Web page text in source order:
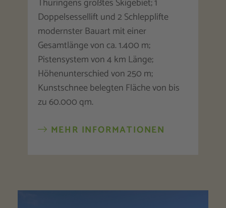
Thüringens größtes Skigebiet; 1
Doppelsessellift und 2 Schlepplifte
modernster Bauart mit einer
Gesamtlänge von ca. 1.400 m;
Pistensystem von 4 km Länge;
Höhenunterschied von 250 m;
Kunstschnee belegten Fläche von bis
zu 60.000 qm.
MEHR INFORMATIONEN